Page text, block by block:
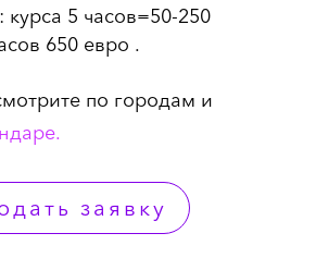
курса 5 часов=50-250
650 евро .
по городам и
заявку